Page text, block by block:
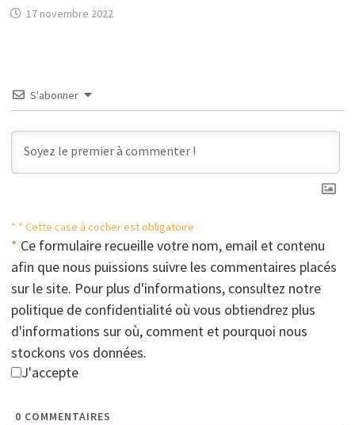
17 novembre 2022
S'abonner
* * Cette case à cocher est obligatoire
* Ce formulaire recueille votre nom, email et contenu
afin que nous puissions suivre les commentaires placés
sur le site. Pour plus d'informations, consultez notre
politique de confidentialité où vous obtiendrez plus
d'informations sur où, comment et pourquoi nous
stockons vos données.
J'accepte
0 COMMENTAIRES